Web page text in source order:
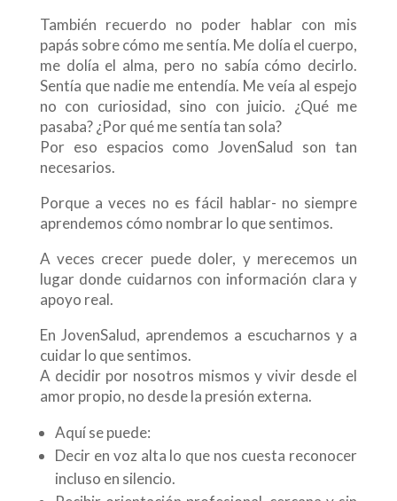
También recuerdo no poder hablar con mis
papás sobre cómo me sentía. Me dolía el cuerpo,
me dolía el alma, pero no sabía cómo decirlo.
Sentía que nadie me entendía. Me veía al espejo
no con curiosidad, sino con juicio. ¿Qué me
pasaba? ¿Por qué me sentía tan sola?
Por eso espacios como JovenSalud son tan
necesarios.
Porque a veces no es fácil hablar- no siempre
aprendemos cómo nombrar lo que sentimos.
A veces crecer puede doler, y merecemos un
lugar donde cuidarnos con información clara y
apoyo real.
En JovenSalud, aprendemos a escucharnos y a
cuidar lo que sentimos.
A decidir por nosotros mismos y vivir desde el
amor propio, no desde la presión externa.
Aquí se puede:
Decir en voz alta lo que nos cuesta reconocer
incluso en silencio.